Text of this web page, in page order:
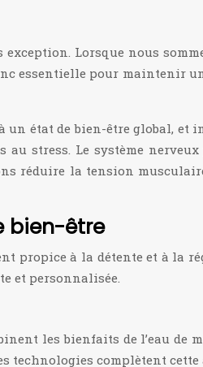
Lorsque nous
essentielle pour maintenir
état de bien-être global, et
stress. Le système
réduire la tension
bien-être
à la détente et à la
et personnalisée.
les bienfaits de l’eau de
technologies complètent cette